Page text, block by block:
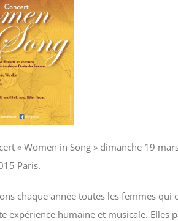
« Women in Song » dimanche 19
Paris.
chaque année toutes les femmes
expérience humaine et musicale.